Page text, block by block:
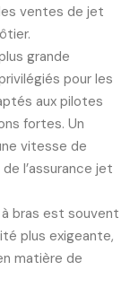
ventes de jet
grande
pour les
aux pilotes
fortes. Un
vitesse de
l’assurance jet
bras est souvent
plus exigeante,
matière de